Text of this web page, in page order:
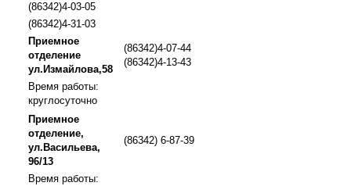
(86342)4-03-05
(86342)4-31-03
Приемное
отделение
ул.Измайлова,58
(86342)4-07-44
(86342)4-13-43
Время работы:
круглосуточно
Приемное
отделение,
ул.Васильева,
96/13
(86342) 6-87-39
Время работы: